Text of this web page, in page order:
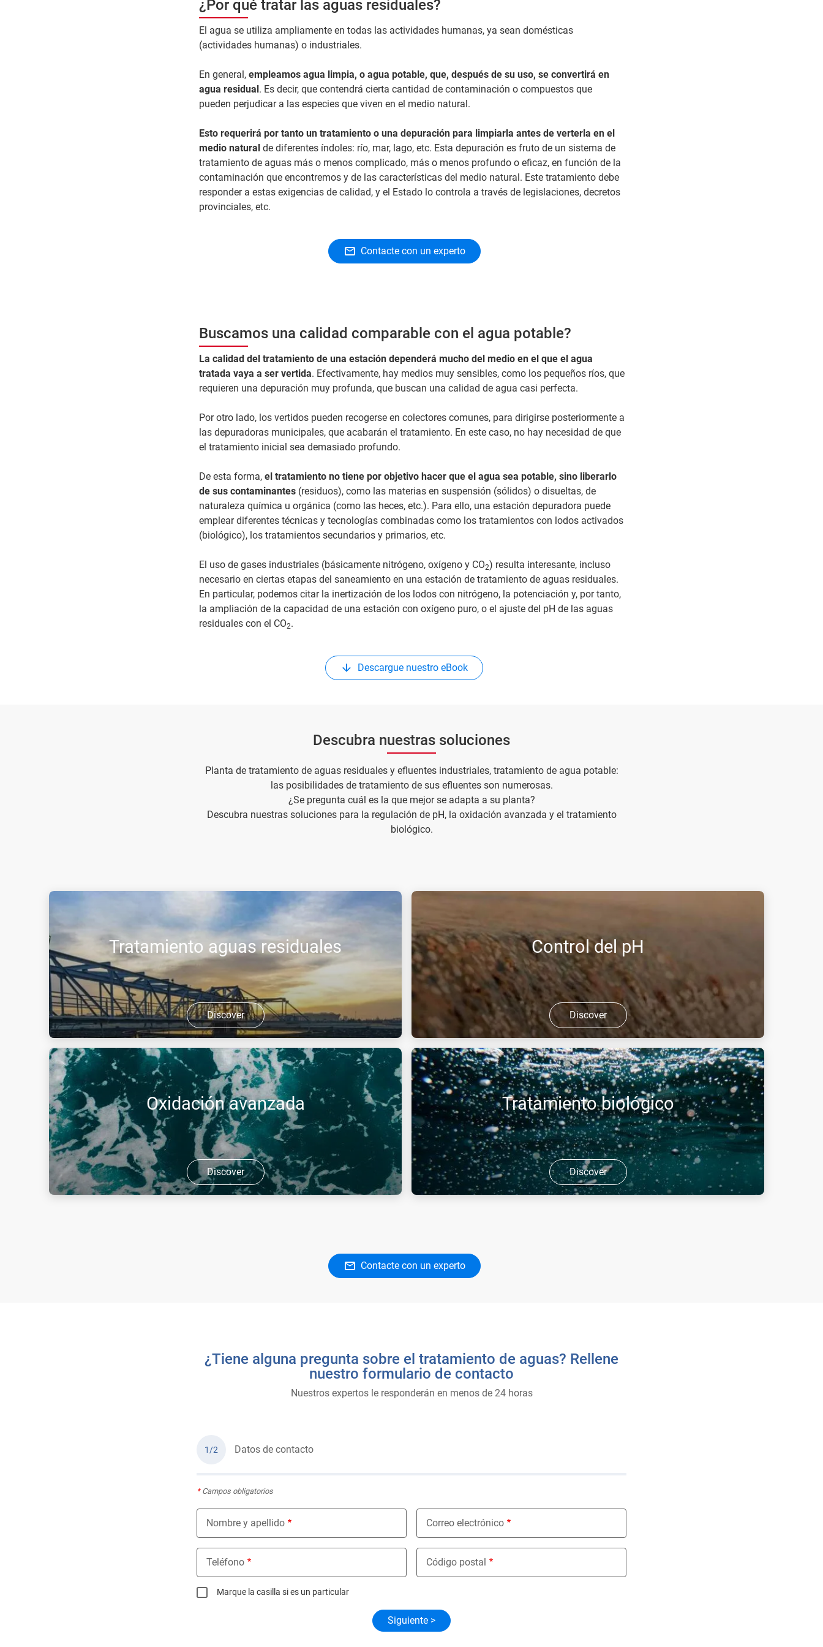
¿Por qué tratar las aguas residuales?
El agua se utiliza ampliamente en todas las actividades humanas, ya sean domésticas
(actividades humanas) o industriales.
En general, empleamos agua limpia, o agua potable, que, después de su uso, se convertirá en
agua residual. Es decir, que contendrá cierta cantidad de contaminación o compuestos que
pueden perjudicar a las especies que viven en el medio natural.
Esto requerirá por tanto un tratamiento o una depuración para limpiarla antes de verterla en el
medio natural de diferentes índoles: río, mar, lago, etc. Esta depuración es fruto de un sistema de
tratamiento de aguas más o menos complicado, más o menos profundo o eficaz, en función de la
contaminación que encontremos y de las características del medio natural. Este tratamiento debe
responder a estas exigencias de calidad, y el Estado lo controla a través de legislaciones, decretos
provinciales, etc.
Contacte con un experto
Buscamos una calidad comparable con el agua potable?
La calidad del tratamiento de una estación dependerá mucho del medio en el que el agua
tratada vaya a ser vertida. Efectivamente, hay medios muy sensibles, como los pequeños ríos, que
requieren una depuración muy profunda, que buscan una calidad de agua casi perfecta.
Por otro lado, los vertidos pueden recogerse en colectores comunes, para dirigirse posteriormente a
las depuradoras municipales, que acabarán el tratamiento. En este caso, no hay necesidad de que
el tratamiento inicial sea demasiado profundo.
De esta forma,el tratamiento no tiene por objetivo hacer que el agua sea potable, sino liberarlo
de sus contaminantes(residuos), como las materias en suspensión (sólidos) o disueltas, de
naturaleza química u orgánica (como las heces, etc.). Para ello, una estación depuradora puede
emplear diferentes técnicas y tecnologías combinadas como los tratamientos con lodos activados
(biológico), los tratamientos secundarios y primarios, etc.
El uso de gases industriales (básicamente nitrógeno, oxígeno y CO2) resulta interesante, incluso
necesario en ciertas etapas del saneamiento en una estación de tratamiento de aguas residuales.
En particular, podemos citar la inertización de los lodos con nitrógeno, la potenciación y, por tanto,
la ampliación de la capacidad de una estación con oxígeno puro, o el ajuste del pH de las aguas
residuales con el CO2.
Descargue nuestro eBook
Descubra nuestras soluciones
Planta de tratamiento de aguas residuales y efluentes industriales, tratamiento de agua potable:
las posibilidades de tratamiento de sus efluentes son numerosas.
¿Se pregunta cuál es la que mejor se adapta a su planta?
Descubra nuestras soluciones para la regulación de pH, la oxidación avanzada y el tratamiento
biológico.
Tratamiento aguas residuales
Discover
Los gases industriales como el oxígeno, el dióxido de carbono y el ozono
ofrecen soluciones eficaces para el tratamiento de aguas residuales en todas
las industrias, reduciendo a m ...
Control del pH
Discover
La inyección de CO2 es una solución más segura, económica y sencilla para
neutralizar los efluentes alcalinos que el tratamiento con ácidos fuertes.
Oxidación avanzada
Discover
Tratamiento biológico
Discover
Contacte con un experto
¿Tiene alguna pregunta sobre el tratamiento de aguas? Rellene
nuestro formulario de contacto
Nuestros expertos le responderán en menos de 24 horas
1/2 Datos de contacto
*Campos obligatorios
Nombre y apellido Correo electrónico
Teléfono Código postal
Marque la casilla si es un particular